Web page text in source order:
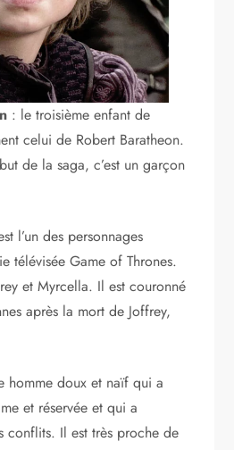
: le troisième enfant de
celui de Robert Baratheon.
de la saga, c’est un garçon
l’un des personnages
télévisée Game of Thrones.
et Myrcella. Il est couronné
après la mort de Joffrey,
homme doux et naïf qui a
et réservée et qui a
conflits. Il est très proche de